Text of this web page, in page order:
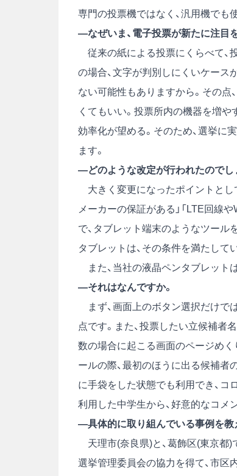
専門の投票機ではなく、汎用機でも
―なぜいま、電子投票が新たに注目
従来の紙による投票にくらべて、
の場合、文字が判別しにくいケース
ない可能性もありますから。その点
くてもいい。投票所内の機器を増
効率化が望める。そのため、選挙
ます。
―どのような改定が行われたのでし
大きく変更になったポイントとし
メーカーの保証がある」「LTE回線
で、タブレット端末のようなツー
タブレットは、その条件を満たして
また、当社の液晶ペンタブレット
―それはなんですか。
まず、画面上のボタン選択だけで
点です。また、投票したい立候補者
数の場合に起こる画面のページめ
ールの際、最初のほうに出る候補
に手袋をした状態でも利用でき、コ
利用した中学生から、好意的なコメ
―具体的に取り組んでいる事例を教
天理市(奈良県)と、葛飾区(東京都)
選挙管理委員会の協力を得て、市区